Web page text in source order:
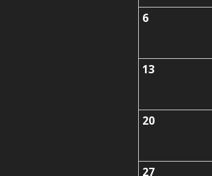
6
13
20
27